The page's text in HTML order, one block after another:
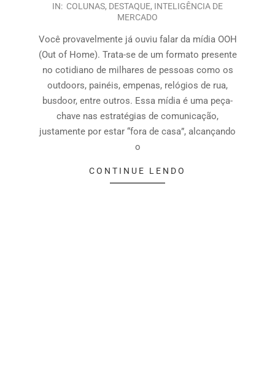
IN: COLUNAS, DESTAQUE, INTELIGÊNCIA DE
MERCADO
Você provavelmente já ouviu falar da mídia OOH
(Out of Home). Trata-se de um formato presente
no cotidiano de milhares de pessoas como os
outdoors, painéis, empenas, relógios de rua,
busdoor, entre outros. Essa mídia é uma peça-
chave nas estratégias de comunicação,
justamente por estar “fora de casa”, alcançando
o
CONTINUE LENDO